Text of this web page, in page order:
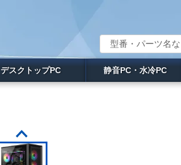
デスクトップPC 静音PC・水冷PC